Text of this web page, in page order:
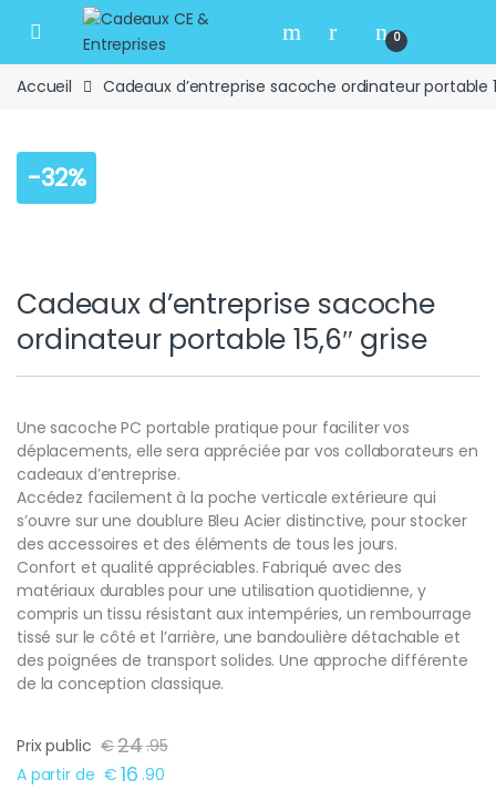
Skip to navigation
Skip to content
Open 0
Accueil Cadeaux d’entreprise sacoche ordinateur portable
-32%
Cadeaux d’entreprise sacoche
ordinateur portable 15,6″ grise
Une sacoche PC portable pratique pour faciliter vos
déplacements, elle sera appréciée par vos collaborateurs en
cadeaux d’entreprise.
Accédez facilement à la poche verticale extérieure qui
s’ouvre sur une doublure Bleu Acier distinctive, pour stocker
des accessoires et des éléments de tous les jours.
Confort et qualité appréciables. Fabriqué avec des
matériaux durables pour une utilisation quotidienne, y
compris un tissu résistant aux intempéries, un rembourrage
tissé sur le côté et l’arrière, une bandoulière détachable et
des poignées de transport solides. Une approche différente
de la conception classique.
Prix public €24.95
A partir de € 16 .90